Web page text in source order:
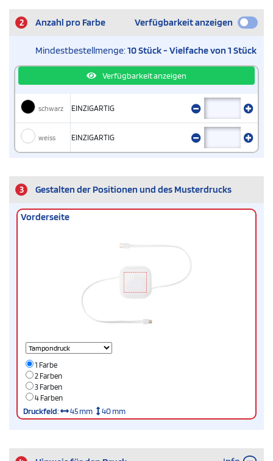
2 Anzahl pro Farbe Verfügbarkeit anzeigen
Mindestbestellmenge:10 Stück - Vielfache von 1 Stück
Verfügbarkeit anzeigen
schwarz EINZIGARTIG
weiss EINZIGARTIG
3 Gestalten der Positionen und des Musterdrucks
Vorderseite
1 Farbe
2 Farben
3 Farben
4 Farben
Druckfeld: 45 mm 40 mm